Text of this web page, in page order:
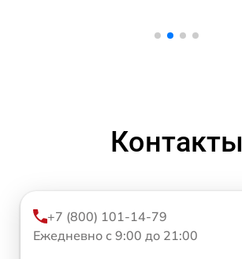
Контакты
+7 (800) 101-14-79
Ежедневно с 9:00 до 21:00